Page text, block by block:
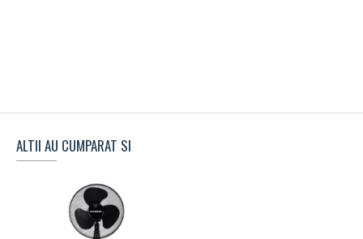
ALTII AU CUMPARAT SI